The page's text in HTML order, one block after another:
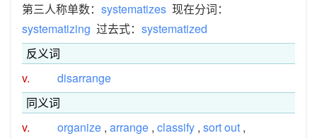
第三人称单数： systematizes 现在分词：
systematizing 过去式： systematized
反义词
v.
disarrange
同义词
v.
organize , arrange , classify , sort out ,